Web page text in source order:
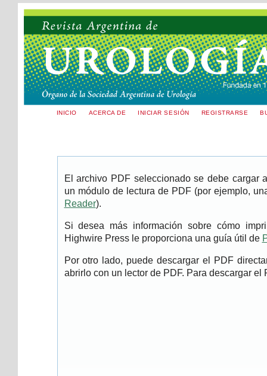
INICIO ACERCA DE INICIAR SESIÓN REGISTRARSE
El archivo PDF seleccionado se debe cargar
un módulo de lectura de PDF (por ejemplo,
Reader).
Si desea más información sobre cómo
Highwire Press le proporciona una guía útil de
Por otro lado, puede descargar el PDF
abrirlo con un lector de PDF. Para descargar el